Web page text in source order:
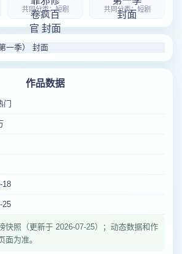
共同分类：短剧 共同分类：短剧
作品数据
门
18
25
快照（更新于 2026-07-25）；动态数据和作
面为准。